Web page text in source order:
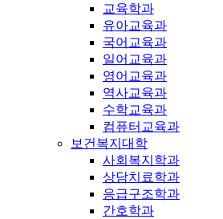
교육학과
유아교육과
국어교육과
일어교육과
영어교육과
역사교육과
수학교육과
컴퓨터교육과
보건복지대학
사회복지학과
상담치료학과
응급구조학과
간호학과